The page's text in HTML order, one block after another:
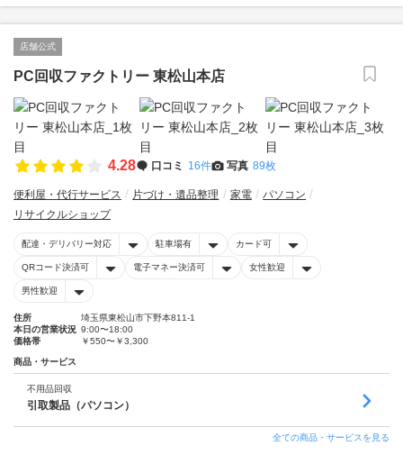
店舗公式
PC回収ファクトリー 東松山本店
4.28 口コミ 16件 写真 89枚
便利屋・代行サービス 片づけ・遺品整理 家電
パソコン
リサイクルショップ
配達・デリバリー対応 駐車場有 カード可
QRコード決済可 電子マネー決済可 女性歓迎
男性歓迎
住所
埼玉県東松山市下野本811-1
本日の営業状況 9:00〜18:00
価格帯
￥550〜￥3,300
商品・サービス
不用品回収
引取製品（パソコン）
全ての商品・サービスを見る